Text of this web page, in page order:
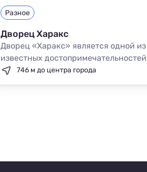
Разное
Дворец Харакс
Дворец «Харакс» является одной
известных достопримечательностей
Гаспры. Усадьба находится на мысе
Тодор, ее первыми владельцами
746 м до центра города